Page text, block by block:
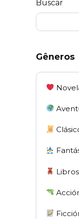
Buscar
Gêneros